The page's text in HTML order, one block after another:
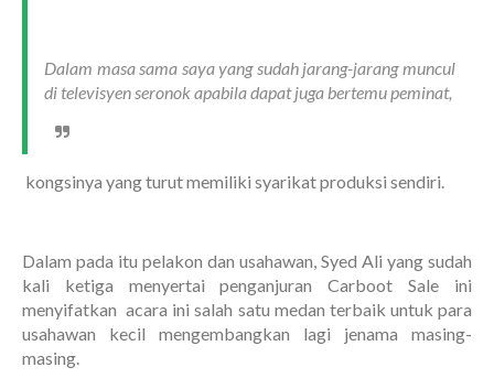
Dalam masa sama saya yang sudah jarang-jarang muncul
di televisyen seronok apabila dapat juga bertemu peminat,
kongsinya yang turut memiliki syarikat produksi sendiri.
Dalam pada itu pelakon dan usahawan, Syed Ali yang sudah
kali ketiga menyertai penganjuran Carboot Sale ini
menyifatkan acara ini salah satu medan terbaik untuk para
usahawan kecil mengembangkan lagi jenama masing-
masing.